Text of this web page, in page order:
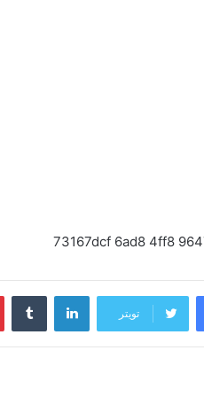
تويتر
لينكدإن